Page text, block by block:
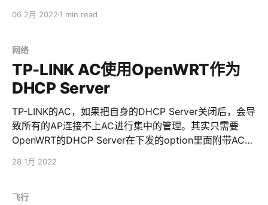
diskpart diskpart> list disk diskpart> sel disk #(#是
volume diskpart> sel volume #(#是UEFI的SYSTEM分
区号) diskpart> assign letter=K: diskpart> exit c:\>
format K: /FS:FAT32 c:\> bcdboot C:\windows /s K:
06 2月 2022 1 min read
网络
TP-LINK AC使用OpenWRT作为
DHCP Server
TP-LINK的AC，如果把自身的DHCP Server关闭后，会导
致所有的AP连接不上AC进行集中的管理。其实只需要
OpenWRT的DHCP Server在下发的option里面附带AC的
138，一般的AC/AP下发43就够了。但TP-LINK比较特
下面的参数： list dhcp_option '60,TP-LINK' list
28 1月 2022
飞行